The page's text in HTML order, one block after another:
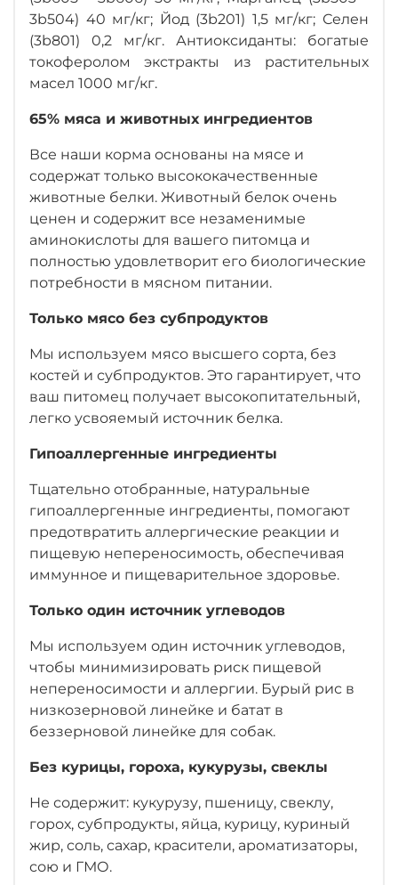
3b504) 40 мг/кг; Йод (3b201) 1,5 мг/кг; Селен
(3b801) 0,2 мг/кг. Антиоксиданты: богатые
токоферолом экстракты из растительных
масел 1000 мг/кг.
65% мяса и животных ингредиентов
Все наши корма основаны на мясе и
содержат только высококачественные
животные белки. Животный белок очень
ценен и содержит все незаменимые
аминокислоты для вашего питомца и
полностью удовлетворит его биологические
потребности в мясном питании.
Только мясо без субпродуктов
Мы используем мясо высшего сорта, без
костей и субпродуктов. Это гарантирует, что
ваш питомец получает высокопитательный,
легко усвояемый источник белка.
Гипоаллергенные ингредиенты
Тщательно отобранные, натуральные
гипоаллергенные ингредиенты, помогают
предотвратить аллергические реакции и
пищевую непереносимость, обеспечивая
иммунное и пищеварительное здоровье.
Только один источник углеводов
Мы используем один источник углеводов,
чтобы минимизировать риск пищевой
непереносимости и аллергии. Бурый рис в
низкозерновой линейке и батат в
беззерновой линейке для собак.
Без курицы, гороха, кукурузы, свеклы
Не содержит: кукурузу, пшеницу, свеклу,
горох, субпродукты, яйца, курицу, куриный
жир, соль, сахар, красители, ароматизаторы,
сою и ГМО.